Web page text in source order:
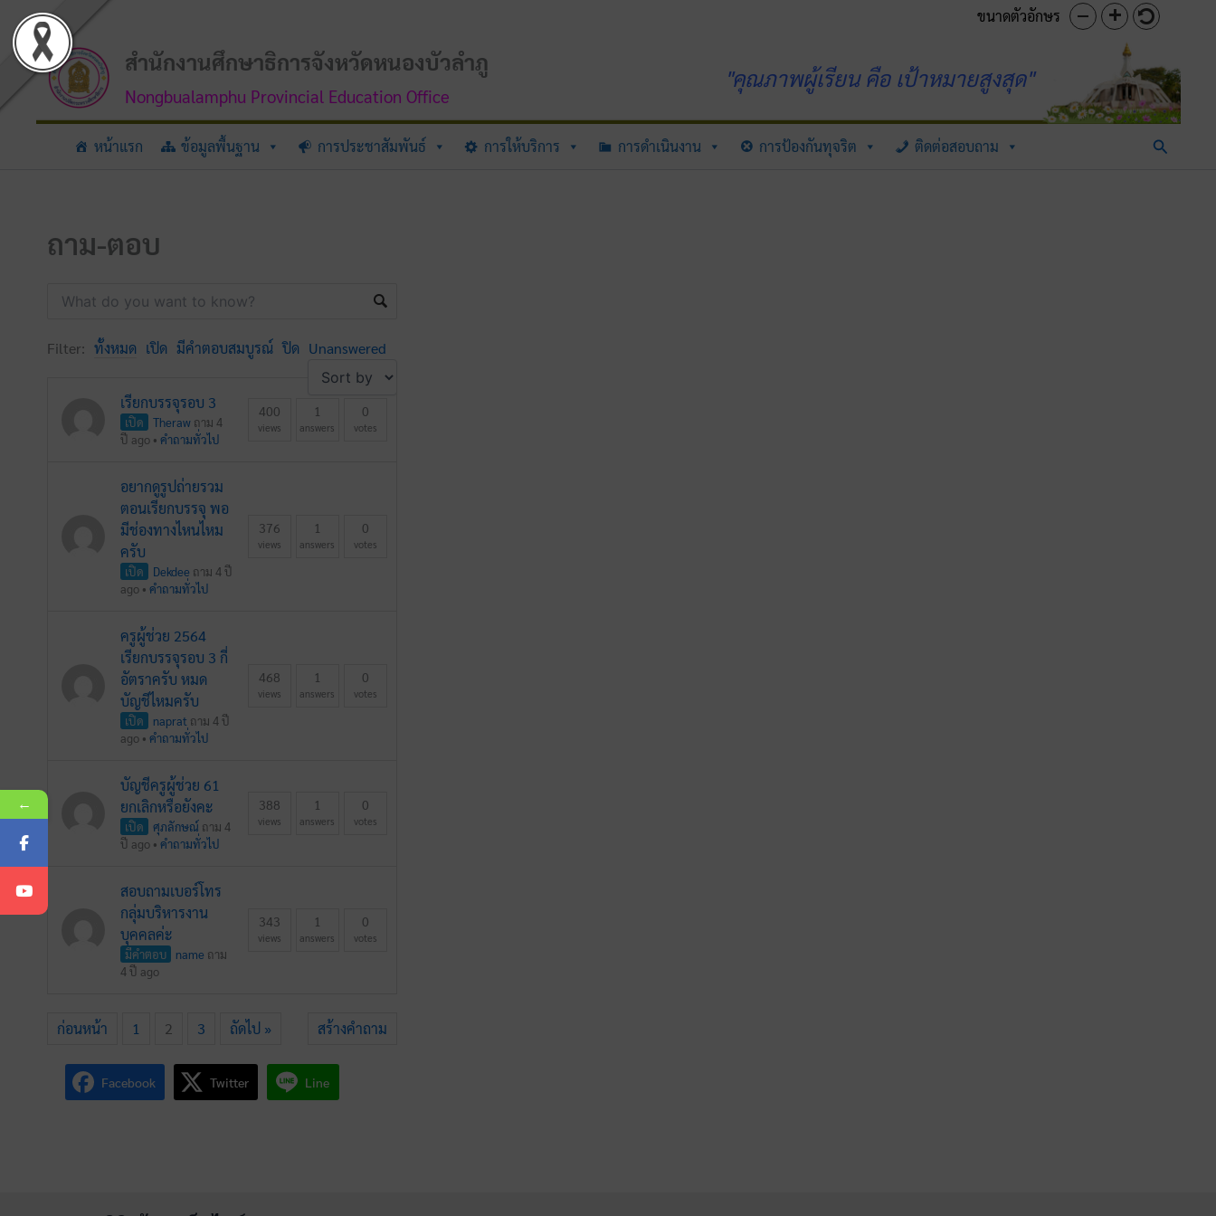
content
ขนาดตัวอักษร
สำนักงานศึกษาธิการจังหวัดหนองบัวลำภู
Nongbualamphu Provincial Education Office
"คุณภาพผู้เรียน คือ เป้าหมายสูงสุด"
หน้าแรก ข้อมูลพื้นฐาน การประชาสัมพันธ์ การให้บริการ การดำเนินงาน การป้องกันทุจริต ติดต่อสอบถาม Search
ถาม-ตอบ
Filter: ทั้งหมด เปิด มีคำตอบสมบูรณ์ ปิด Unanswered
เรียกบรรจุรอบ 3
เปิด Theraw ถาม 4
ปี ago • คำถามทั่วไป
400
views
1
answers
0
votes
อยากดูรูปถ่ายรวม
ตอนเรียกบรรจุ พอ
มีช่องทางไหนไหม
ครับ
เปิด Dekdee ถาม 4 ปี
ago • คำถามทั่วไป
376
views
1
answers
0
votes
ครูผู้ช่วย 2564
เรียกบรรจุรอบ 3 กี่
อัตราครับ หมด
บัญชีไหมครับ
เปิด naprat ถาม 4 ปี
ago • คำถามทั่วไป
468
views
1
answers
0
votes
บัญชีครูผู้ช่วย 61
ยกเลิกหรือยังคะ
เปิด ศุภลักษณ์ ถาม 4
ปี ago • คำถามทั่วไป
388
views
1
answers
0
votes
สอบถามเบอร์โทร
กลุ่มบริหารงาน
บุคคลค่ะ
มีคำตอบ name ถาม
4 ปี ago
343
views
1
answers
0
votes
ก่อนหน้า 1 2 3 ถัดไป » สร้างคำถาม
Facebook Twitter Line
←